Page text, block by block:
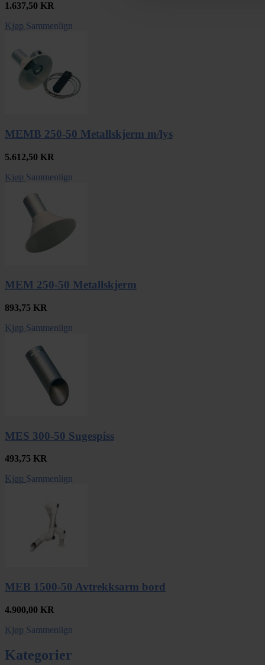
1.637,50 KR
Kjøp Sammenlign
MEMB 250-50 Metallskjerm m/lys
5.612,50 KR
Kjøp Sammenlign
MEM 250-50 Metallskjerm
893,75 KR
Kjøp Sammenlign
MES 300-50 Sugespiss
493,75 KR
Kjøp Sammenlign
MEB 1500-50 Avtrekksarm bord
4.900,00 KR
Kjøp Sammenlign
Kategorier